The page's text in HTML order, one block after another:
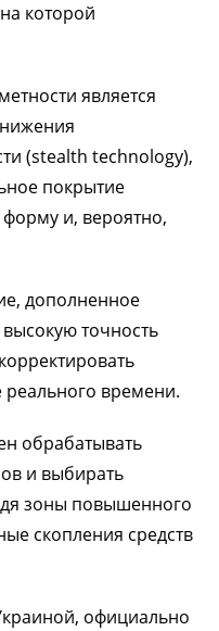
которой
является
(stealth technology),
покрытие
и, вероятно,
дополненное
точность
времени.
обрабатывать
и выбирать
зоны повышенного
скопления средств
официально